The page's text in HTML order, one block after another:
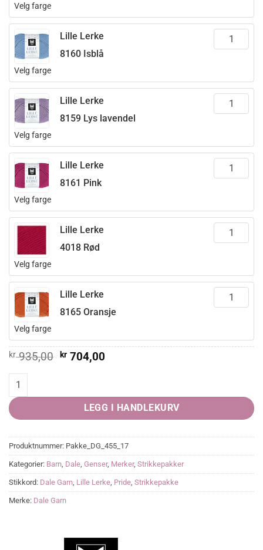
Velg farge
Velg farge
Lille Lerke
8160 Isblå
Velg farge
Lille Lerke
8159 Lys lavendel
Velg farge
Lille Lerke
8161 Pink
Velg farge
Lille Lerke
4018 Rød
Velg farge
Lille Lerke
8165 Oransje
kr935,00 Opprinnelig
kr704,00Nåværende
PRIDELENDER barn quantity
LEGG I HANDLEKURV
Produktnummer: Pakke_DG_455_17
Kategorier: Barn Dale Genser, Merker, Strikkepakker
Stikkord: Dale Garn Lille Lerke Pride Strikkepakke
Merke: Dale Garn